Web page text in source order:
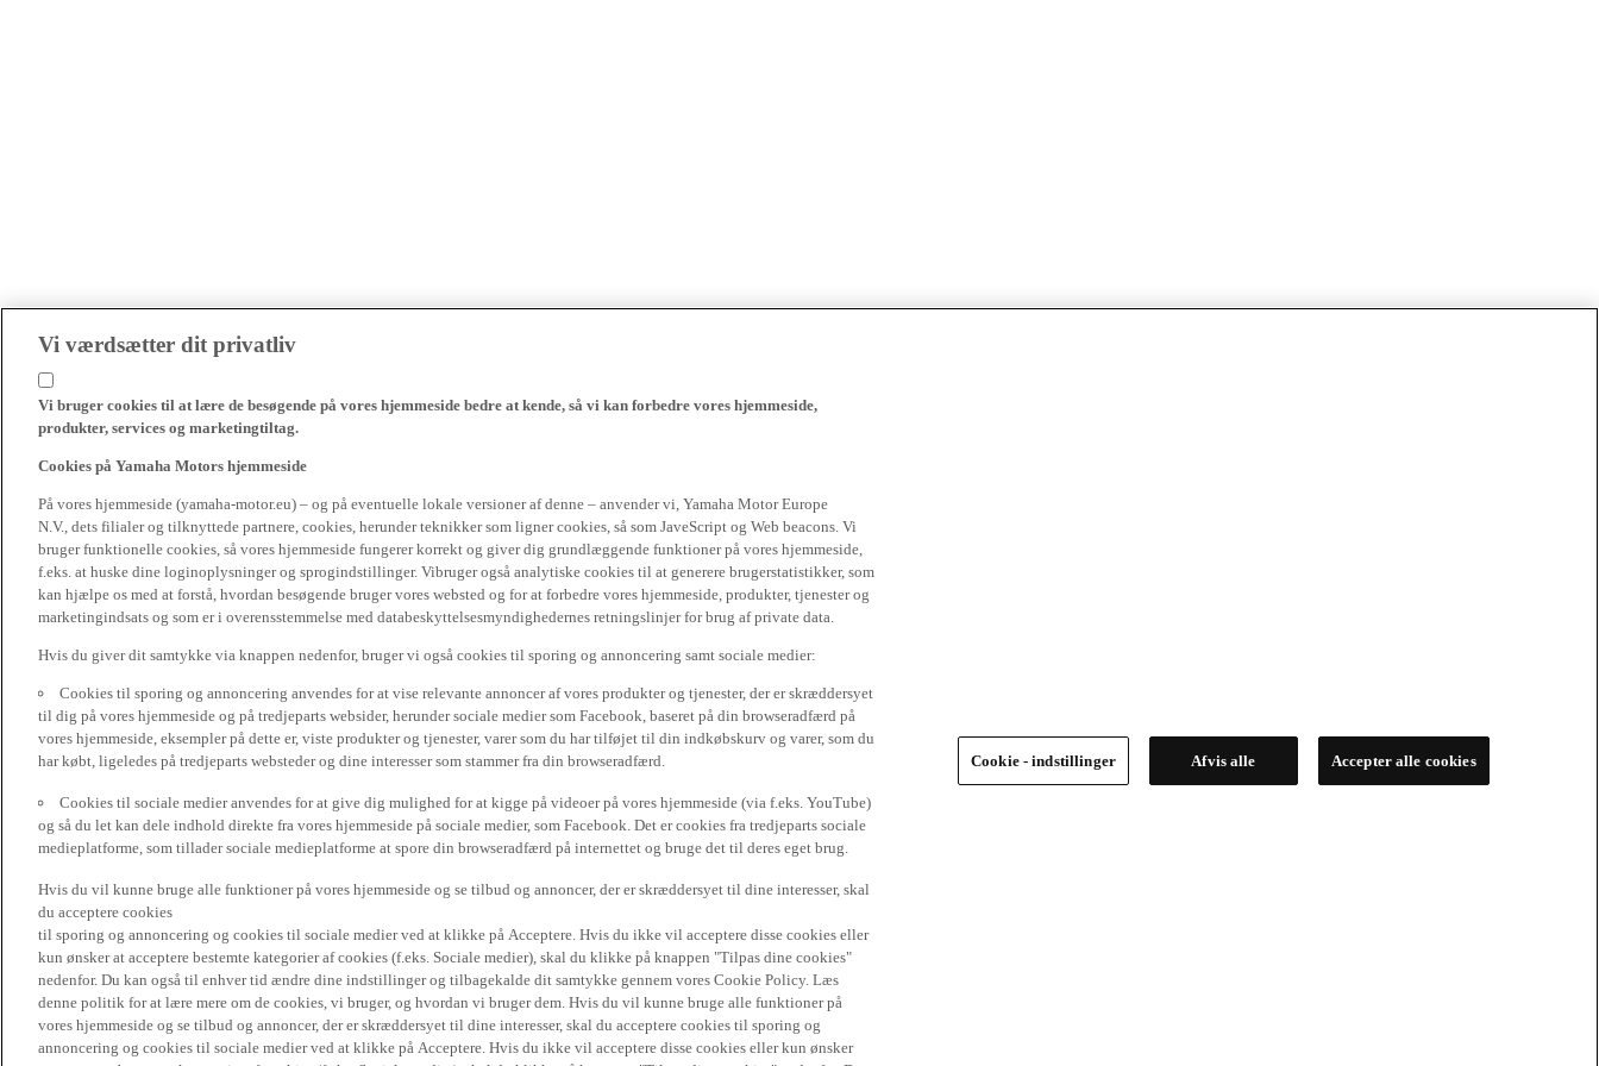
Vi værdsætter dit privatliv
Vi bruger cookies til at lære de besøgende på vores hjemmeside bedre at kende, så vi kan forbedre vores hjemmeside,
produkter, services og marketingtiltag.
Cookies på Yamaha Motors hjemmeside
På vores hjemmeside (yamaha-motor.eu) – og på eventuelle lokale versioner af denne – anvender vi, Yamaha Motor Europe
N.V., dets filialer og tilknyttede partnere, cookies, herunder teknikker som ligner cookies, så som JaveScript og Web beacons. Vi
bruger funktionelle cookies, så vores hjemmeside fungerer korrekt og giver dig grundlæggende funktioner på vores hjemmeside,
f.eks. at huske dine loginoplysninger og sprogindstillinger. Vibruger også analytiske cookies til at generere brugerstatistikker, som
kan hjælpe os med at forstå, hvordan besøgende bruger vores websted og for at forbedre vores hjemmeside, produkter, tjenester og
marketingindsats og som er i overensstemmelse med databeskyttelsesmyndighedernes retningslinjer for brug af private data.
Hvis du giver dit samtykke via knappen nedenfor, bruger vi også cookies til sporing og annoncering samt sociale medier:
Cookies til sporing og annoncering anvendes for at vise relevante annoncer af vores produkter og tjenester, der er skræddersyet
til dig på vores hjemmeside og på tredjeparts websider, herunder sociale medier som Facebook, baseret på din browseradfærd på
vores hjemmeside, eksempler på dette er, viste produkter og tjenester, varer som du har tilføjet til din indkøbskurv og varer, som du
har købt, ligeledes på tredjeparts websteder og dine interesser som stammer fra din browseradfærd.
Cookies til sociale medier anvendes for at give dig mulighed for at kigge på videoer på vores hjemmeside (via f.eks. YouTube)
og så du let kan dele indhold direkte fra vores hjemmeside på sociale medier, som Facebook. Det er cookies fra tredjeparts sociale
medieplatforme, som tillader sociale medieplatforme at spore din browseradfærd på internettet og bruge det til deres eget brug.
Hvis du vil kunne bruge alle funktioner på vores hjemmeside og se tilbud og annoncer, der er skræddersyet til dine interesser, skal
du acceptere cookies
til sporing og annoncering og cookies til sociale medier ved at klikke på Acceptere. Hvis du ikke vil acceptere disse cookies eller
kun ønsker at acceptere bestemte kategorier af cookies (f.eks. Sociale medier), skal du klikke på knappen "Tilpas dine cookies"
nedenfor. Du kan også til enhver tid ændre dine indstillinger og tilbagekalde dit samtykke gennem vores Cookie Policy. Læs
denne politik for at lære mere om de cookies, vi bruger, og hvordan vi bruger dem. Hvis du vil kunne bruge alle funktioner på
vores hjemmeside og se tilbud og annoncer, der er skræddersyet til dine interesser, skal du acceptere cookies til sporing og
annoncering og cookies til sociale medier ved at klikke på Acceptere. Hvis du ikke vil acceptere disse cookies eller kun ønsker
Cookie - indstillinger Afvis alle Accepter alle cookies